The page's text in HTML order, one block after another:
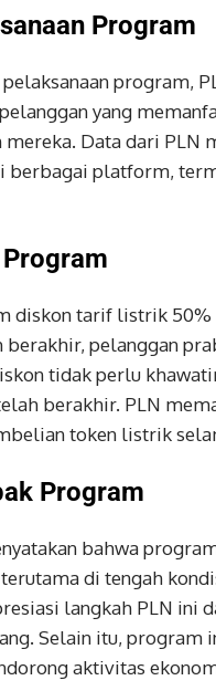
Program
program,
yang
mereka. Data dari PLN
berbagai platform,
diskon tarif listrik 50%
berakhir, pelanggan
tidak perlu
berakhir. PLN
token listrik
Program
bahwa
di tengah
langkah PLN ini
Selain itu, program
aktivitas